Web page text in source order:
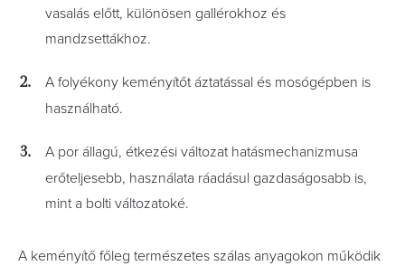
vasalás előtt, különösen gallérokhoz és
mandzsettákhoz.
A folyékony keményítőt áztatással és mosógépben is
használható.
A por állagú, étkezési változat hatásmechanizmusa
erőteljesebb, használata ráadásul gazdaságosabb is,
mint a bolti változatoké.
A keményítő főleg természetes szálas anyagokon működik